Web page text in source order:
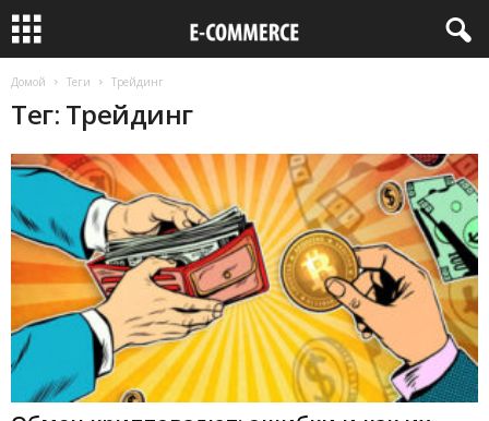
Домой Теги Трейдинг
Тег: Трейдинг